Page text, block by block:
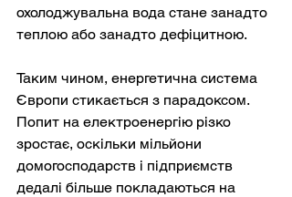
охолоджувальна вода стане занадто
теплою або занадто дефіцитною.
Таким чином, енергетична система
Європи стикається з парадоксом.
Попит на електроенергію різко
зростає, оскільки мільйони
домогосподарств і підприємств
дедалі більше покладаються на